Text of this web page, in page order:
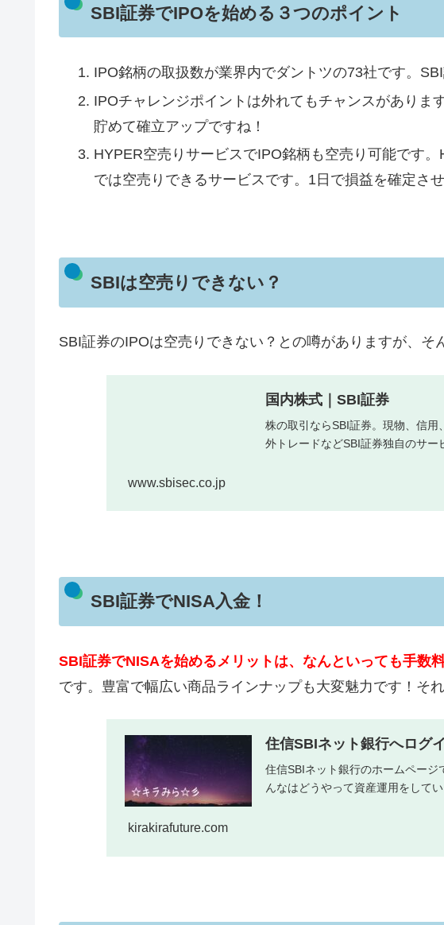
SBI証券でIPOを始める３つのポイント
IPO銘柄の取扱数が業界内でダントツの73社です。
IPOチャレンジポイントは外れてもチャンスがありま
貯めて確立アップですね！
HYPER空売りサービスでIPO銘柄も空売り可能です
では空売りできるサービスです。1日で損益を確定さ
SBIは空売りできない？
SBI証券のIPOは空売りできない？との噂がありますが、
国内株式｜SBI証券
株の取引ならSBI証券。現物、信
外トレードなどSBI証券独自のサー
www.sbisec.co.jp
SBI証券でNISA入金！
SBI証券でNISAを始めるメリットは、なんといっても手数
です。豊富で幅広い商品ラインナップも大変魅力です！そ
住信SBIネット銀行へログ
住信SBIネット銀行のホームペー
んなはどうやって資産運用をして
kirakirafuture.com